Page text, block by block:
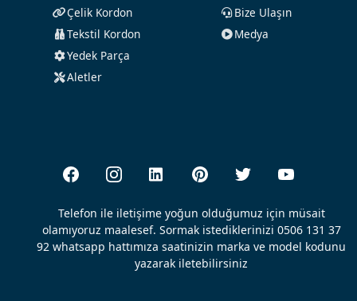
Çelik Kordon
Tekstil Kordon
Yedek Parça
Aletler
Bize Ulaşın
Medya
Telefon ile iletişime yoğun olduğumuz için müsait
olamıyoruz maalesef. Sormak istediklerinizi 0506 131 37
92 whatsapp hattımıza saatinizin marka ve model kodunu
yazarak iletebilirsiniz